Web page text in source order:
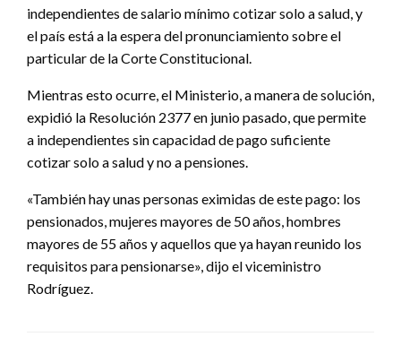
independientes de salario mínimo cotizar solo a salud, y
el país está a la espera del pronunciamiento sobre el
particular de la Corte Constitucional.
Mientras esto ocurre, el Ministerio, a manera de solución,
expidió la Resolución 2377 en junio pasado, que permite
a independientes sin capacidad de pago suficiente
cotizar solo a salud y no a pensiones.
«También hay unas personas eximidas de este pago: los
pensionados, mujeres mayores de 50 años, hombres
mayores de 55 años y aquellos que ya hayan reunido los
requisitos para pensionarse», dijo el viceministro
Rodríguez.